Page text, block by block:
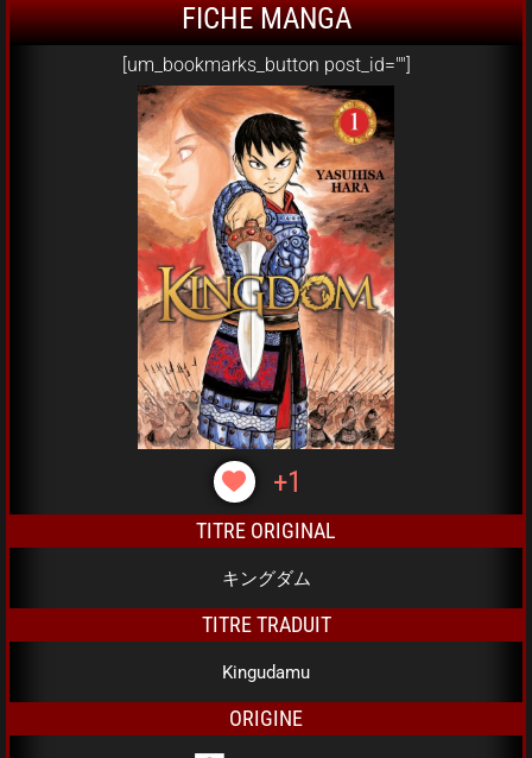
FICHE MANGA
[um_bookmarks_button post_id=""]
+1
TITRE ORIGINAL
キングダム
TITRE TRADUIT
Kingudamu
ORIGINE